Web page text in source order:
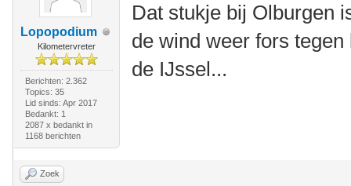
Lopopodium
Kilometervreter
Berichten: 2.362
Topics: 35
Lid sinds: Apr 2017
Bedankt: 1
2087 x bedankt in
1168 berichten
Dat stukje bij Olburgen
de wind weer fors
de IJssel...
Zoek